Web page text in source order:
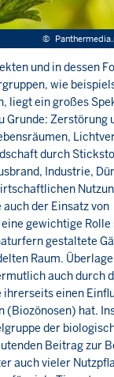
©
und in dessen
wie
liegt ein großes
Grunde: Zerstörung
durch
Industrie,
der Einsatz von
gewichtige Rolle
gestaltete
Raum.
auch durch
einen
(Biozönosen) hat.
der
Beitrag zur
auch vieler